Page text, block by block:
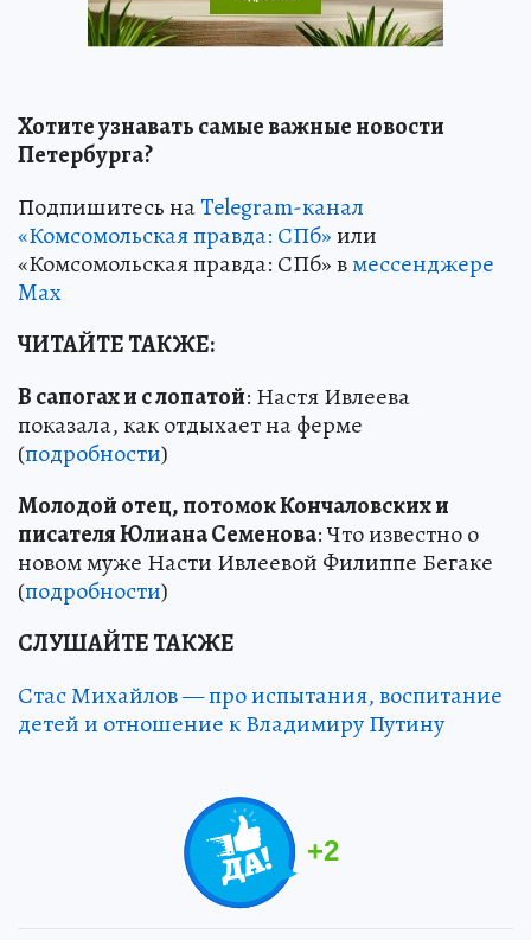
Хотите узнавать самые важные новости
Петербурга?
Подпишитесь наTelegram-канал
«Комсомольская правда: СПб»или
«Комсомольская правда: СПб» вмессенджере
Max
ЧИТАЙТЕ ТАКЖЕ:
В сапогах и с лопатой: Настя Ивлеева
показала, как отдыхает на ферме
(подробности)
Молодой отец, потомок Кончаловских и
писателя Юлиана Семенова: Что известно о
новом муже Насти Ивлеевой Филиппе Бегаке
(подробности)
СЛУШАЙТЕ ТАКЖЕ
Стас Михайлов — про испытания, воспитание
детей и отношение к Владимиру Путину
+2